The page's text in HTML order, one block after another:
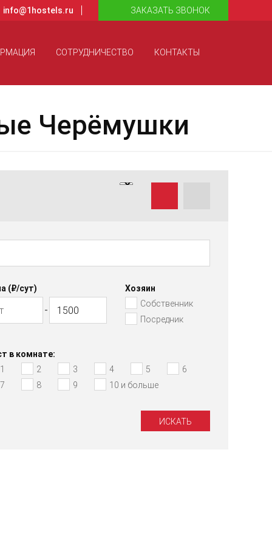
info@1hostels.ru ЗАКАЗАТЬ ЗВОНОК
СОТРУДНИЧЕСТВО КОНТАКТЫ
Черёмушки
(₽/cут)
Хозяин
Собственник
Посредник
в комнате:
1
2 3 4 5
6
7
8 9 10 и больше